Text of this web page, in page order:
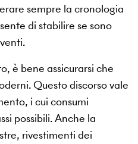
sempre la cronologia
di stabilire se sono
è bene assicurarsi che
Questo discorso vale
i cui consumi
possibili. Anche la
rivestimenti dei